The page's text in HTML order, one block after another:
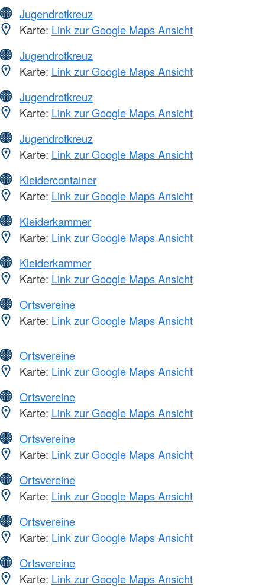
Jugendrotkreuz
Karte: Link zur Google Maps Ansicht
Jugendrotkreuz
Karte: Link zur Google Maps Ansicht
Jugendrotkreuz
Karte: Link zur Google Maps Ansicht
Jugendrotkreuz
Karte: Link zur Google Maps Ansicht
Kleidercontainer
Karte: Link zur Google Maps Ansicht
Kleiderkammer
Karte: Link zur Google Maps Ansicht
Kleiderkammer
Karte: Link zur Google Maps Ansicht
Ortsvereine
Karte: Link zur Google Maps Ansicht
Ortsvereine
Karte: Link zur Google Maps Ansicht
Ortsvereine
Karte: Link zur Google Maps Ansicht
Ortsvereine
Karte: Link zur Google Maps Ansicht
Ortsvereine
Karte: Link zur Google Maps Ansicht
Ortsvereine
Karte: Link zur Google Maps Ansicht
Ortsvereine
Karte: Link zur Google Maps Ansicht